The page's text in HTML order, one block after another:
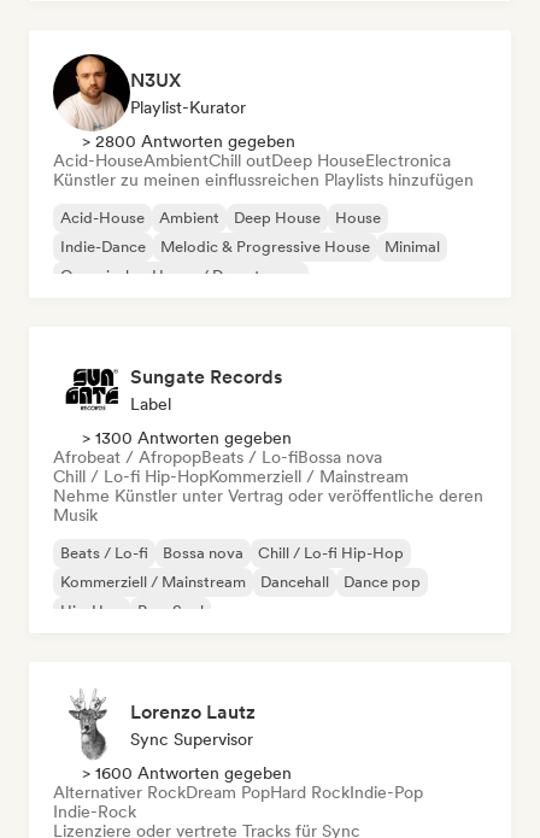
N3UX
Playlist-Kurator
> 2800 Antworten gegeben
Acid-HouseAmbientChill outDeep HouseElectronica
Künstler zu meinen einflussreichen Playlists hinzufügen
Acid-House Ambient Deep House
House
Indie-Dance
Melodic & Progressive House
Minimal
Organischer House / Downtempo
Sungate Records
Label
> 1300 Antworten gegeben
Afrobeat / AfropopBeats / Lo-fiBossa nova
Chill / Lo-fi Hip-HopKommerziell / Mainstream
Nehme Künstler unter Vertrag oder veröffentliche deren
Musik
Beats / Lo-fi Bossa nova
Chill / Lo-fi Hip-Hop
Kommerziell / Mainstream
Dancehall
Dance pop
Hip-Hop
Pop-Soul
Lorenzo Lautz
Sync Supervisor
> 1600 Antworten gegeben
Alternativer RockDream PopHard RockIndie-Pop
Indie-Rock
Lizenziere oder vertrete Tracks für Sync